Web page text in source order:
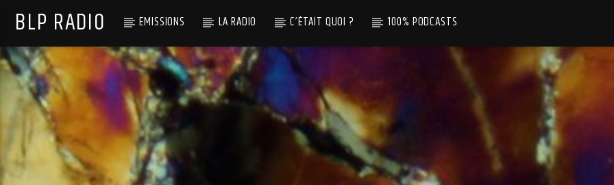
BLP RADIO EMISSIONS LA RADIO C’ÉTAIT QUOI ? 100% PODCASTS